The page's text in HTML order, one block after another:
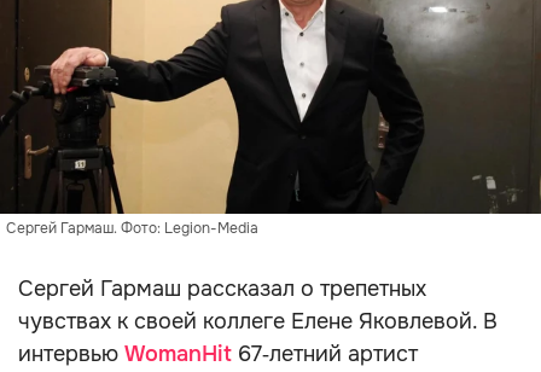
Сергей Гармаш. Фото: Legion-Media
Сергей Гармаш рассказал о трепетных
чувствах к своей коллеге Елене Яковлевой. В
интервью WomanHit 67‑летний артист